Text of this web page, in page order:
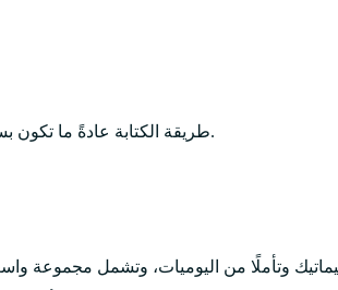
طريقة الكتابة عادةً ما تكون بسيطة، مشيرةً بشكل أساسي إلى تسجيل الحقائق إلى جانب التفاعلات الشخصية.
وتأملًا من اليوميات، وتشمل مجموعة